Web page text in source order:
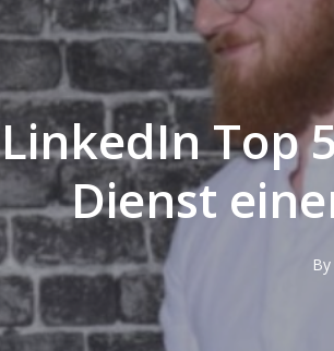
LinkedIn Top
Dienst
By